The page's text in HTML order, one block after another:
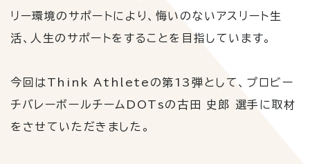
リー環境のサポートにより、悔いのないアスリート生
活、人生のサポートをすることを目指しています。
今回はThink Athlete の第13弾として、プロビー
チバレーボールチーム DOTsの古田 史郎 選手に取材
をさせていただきました。